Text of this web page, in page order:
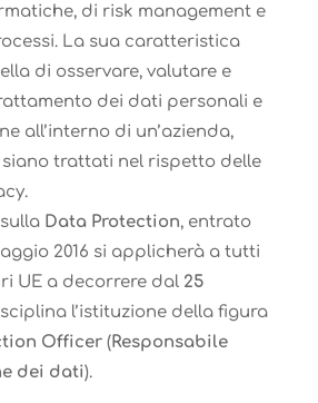
di risk management e
La sua caratteristica
di osservare, valutare e
dei dati personali e
all’interno di un’azienda,
trattati nel rispetto delle
Data Protection, entrato
2016 si applicherà a tutti
UE a decorrere dal 25
l’istituzione della figura
Officer(Responsabile
dei dati).